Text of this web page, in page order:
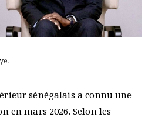
sénégalais a connu une
en mars 2026. Selon les